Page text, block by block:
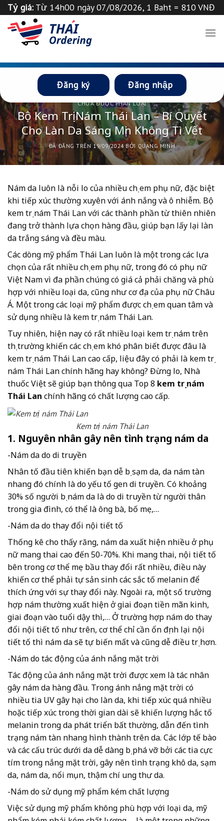
Chuyển
nội
Tỷ giá: Từ 14h00 ngày 07/08/2026, 1 Baht = 810 VNĐ
Tỉ giá 1 ฿=
Đăng ký Đăng nhập
CHƯA ĐƯỢC PHÂN LOẠI
Bộ Kem Trị Nám Thái Lan – Bí Quyết
Cho Làn Da Sáng Mịn Không Tì Vết
ĐÃ ĐĂNG TRÊN 19/09/2024 BỞI QUANG MINH
Nám da luôn là nỗi lo của nhiều chị em phụ nữ, đặc biệt
khi tiếp xúc thường xuyên với ánh nắng và ô nhiễm. Bộ
kem trị nám Thái Lan với các thành phần từ thiên nhiên
đang trở thành lựa chọn hàng đầu, giúp bạn lấy lại làn
da trắng sáng và đều màu.
Các dòng mỹ phẩm Thái Lan luôn là một trong các lựa
chọn của rất nhiều chị em phụ nữ, trong đó có phụ nữ
Việt Nam vì đa phần chúng có giá cả phải chăng và phù
hợp với nhiều loại da, cũng như cơ địa của phụ nữ Châu
Á. Một trong các loại mỹ phẩm được chị em quan tâm và
sử dụng nhiều là kem trị nám Thái Lan.
Tuy nhiên, hiện nay có rất nhiều loại kem trị nám trên
thị trường khiến các chị em khó phân biết được đâu là
kem trị nám Thái Lan cao cấp, liệu đây có phải là kem trị
nám Thái Lan chính hãng hay không? Đừng lo, Nhà
thuốc Việt sẽ giúp bạn thông qua Top 8 kem trị nám
Thái Lan chính hãng có chất lượng cao cấp.
Kem trị nám Thái Lan
1. Nguyên nhân gây nên tình trạng nám da
-Nám da do di truyền
Nhân tố đầu tiên khiến bạn dễ bị sạm da, da nám tàn
nhang đó chính là do yếu tố gen di truyền. Có khoảng
30% số người bị nám da là do di truyền từ người thân
trong gia đình, có thể là ông bà, bố mẹ,…
-Nám da do thay đổi nội tiết tố
Thống kê cho thấy răng, nám da xuất hiện nhiều ở phụ
nữ mang thai cao đến 50-70%. Khi mang thai, nội tiết tố
bên trong cơ thể mẹ bầu thay đổi rất nhiều, điều này
khiến cơ thể phải tự sản sinh các sắc tố melanin để
thích ứng với sự thay đổi này. Ngoài ra, một số trường
hợp nám thường xuất hiện ở giai đoạn tiền mãn kinh,
giai đoạn vào tuổi dậy thì,… Ở trường hợp nám do thay
đổi nội tiết tố như trên, cơ thể chỉ cần ổn định lại nội
tiết tố thì nám da sẽ tự biến mất và cũng dễ điều trị hơn.
-Nám do tác động của ánh nắng mặt trời
Tác động của ánh nắng mặt trời được xem là tác nhân
gây nám da hàng đầu. Trong ánh nắng mặt trời có
nhiều tia UV gây hại cho làn da, khi tiếp xúc quá nhiều
hoặc tiếp xúc trong thời gian dài sẽ khiến lượng hắc tố
melanin trong da phát triển bất thường, dẫn đến tình
trạng nám tàn nhang hình thành trên da. Các lớp tế bào
và các cấu trúc dưới da dễ dàng bị phá vỡ bởi các tia cực
tím trong nắng mặt trời, gây nên tình trạng khô da, sạm
da, nám da, nổi mụn, thậm chí ung thư da.
-Nám do sử dụng mỹ phẩm kém chất lượng
Việc sử dụng mỹ phẩm không phù hợp với loại da, mỹ